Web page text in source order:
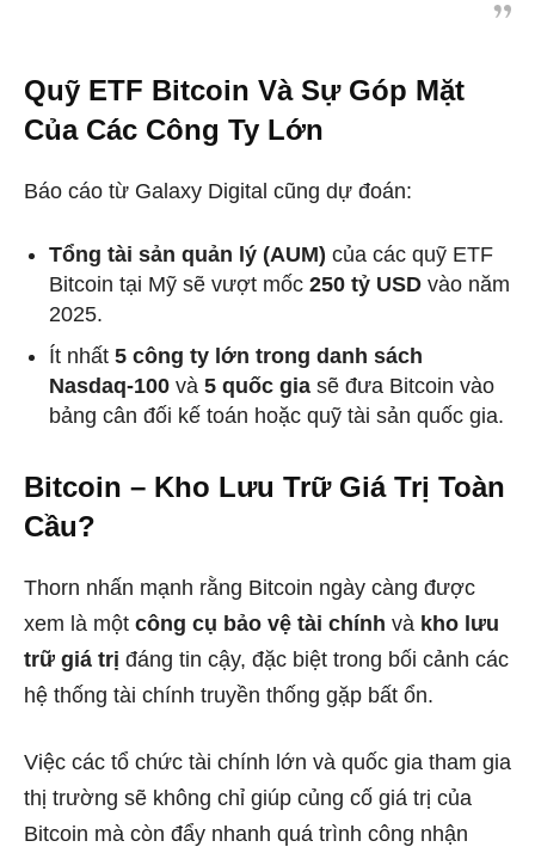
Quỹ ETF Bitcoin Và Sự Góp Mặt
Của Các Công Ty Lớn
Báo cáo từ Galaxy Digital cũng dự đoán:
Tổng tài sản quản lý (AUM) của các quỹ ETF
Bitcoin tại Mỹ sẽ vượt mốc 250 tỷ USD vào năm
2025.
Ít nhất 5 công ty lớn trong danh sách
Nasdaq-100 và 5 quốc gia sẽ đưa Bitcoin vào
bảng cân đối kế toán hoặc quỹ tài sản quốc gia.
Bitcoin – Kho Lưu Trữ Giá Trị Toàn
Cầu?
Thorn nhấn mạnh rằng Bitcoin ngày càng được
xem là một công cụ bảo vệ tài chính và kho lưu
trữ giá trị đáng tin cậy, đặc biệt trong bối cảnh các
hệ thống tài chính truyền thống gặp bất ổn.
Việc các tổ chức tài chính lớn và quốc gia tham gia
thị trường sẽ không chỉ giúp củng cố giá trị của
Bitcoin mà còn đẩy nhanh quá trình công nhận